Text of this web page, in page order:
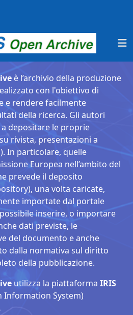
è l’archivio della produzione
con l'obiettivo di
e rendere facilmente
della ricerca. Gli autori
a depositare le proprie
rivista, presentazioni a
In particolare, quelle
Europea nell’ambito del
prevede il deposito
una volta caricate,
importate dal portale
inserire, o importare
dati previste, le
del documento e anche
dalla normativa sul diritto
della pubblicazione.
utilizza la piattaforma IRIS
Information System)